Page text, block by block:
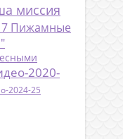
миссия
Пижамные
2020-
2024-25